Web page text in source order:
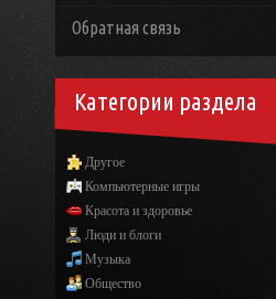
Обратная связь
Категории раздела
Другое
Компьютерные игры
Красота и здоровье
Люди и блоги
Музыка
Общество